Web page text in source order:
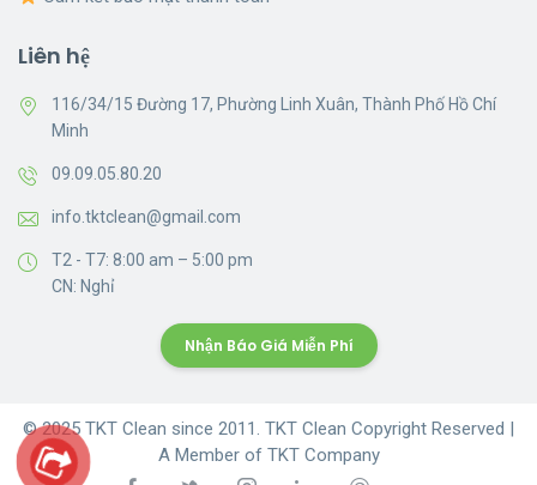
Liên hệ
116/34/15 Đường 17, Phường Linh Xuân, Thành Phố Hồ Chí
Minh
09.09.05.80.20
info.tktclean@gmail.com
T2 - T7: 8:00 am – 5:00 pm
CN: Nghỉ
Nhận Báo Giá Miễn Phí
© 2025 TKT Clean since 2011. TKT Clean Copyright Reserved |
A Member of TKT Company